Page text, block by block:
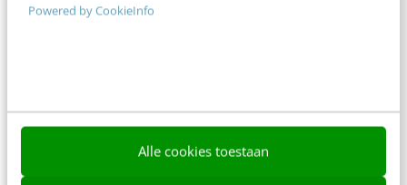
Powered by CookieInfo
Alle cookies toestaan
Whitepapers
Blog